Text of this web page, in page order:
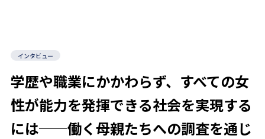
インタビュー
学歴や職業にかかわらず、すべての女
性が能力を発揮できる社会を実現する
には──働く母親たちへの調査を通じ